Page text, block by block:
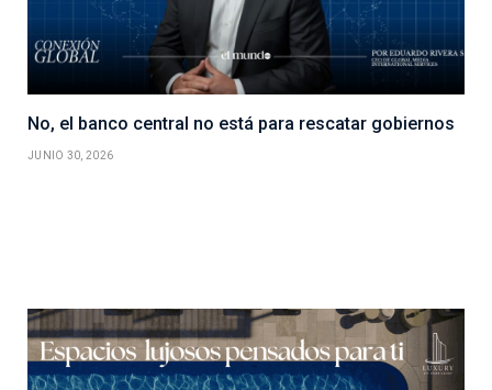
No, el banco central no está para rescatar gobiernos
JUNIO 30, 2026